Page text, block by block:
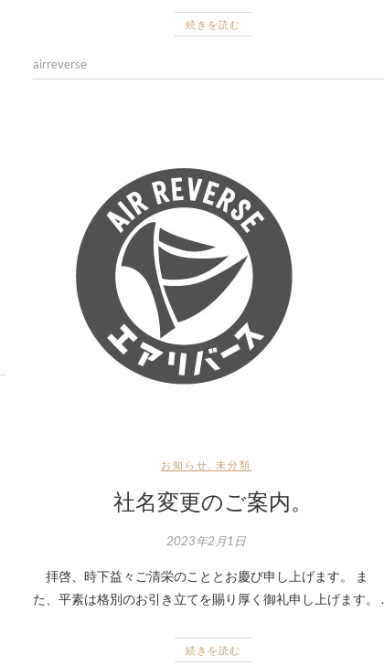
続きを読む
airreverse
お知らせ 未分類
社名変更のご案内。
2023年2月1日
拝啓、時下益々ご清栄のこととお慶び申し上げます。 ま
た、平素は格別のお引き立てを賜り厚く御礼申し上げます。
続きを読む